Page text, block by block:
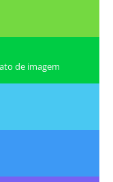
de imagem